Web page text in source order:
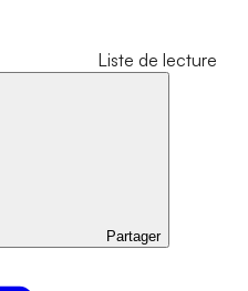
Liste de lecture
Partager